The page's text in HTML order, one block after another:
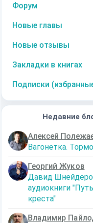
Форум
Новые главы
Новые отзывы
Закладки в книгах
Подписки
Недавние
Алексей
Вагонетка.
Георгий Жуков
Давид
аудиокниги
креста"
Владимир
Потерянные
ключи
Ирина Андрианова